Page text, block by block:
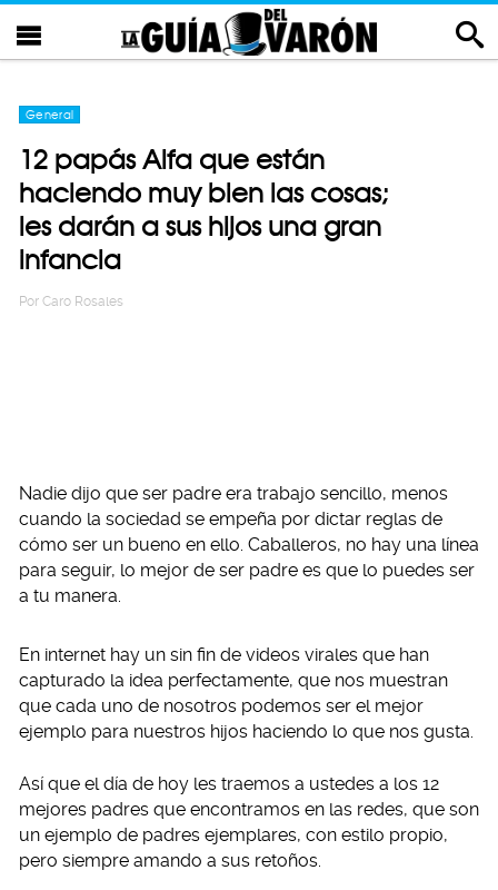
General
12 papás Alfa que están
haciendo muy bien las cosas;
les darán a sus hijos una gran
infancia
Por Caro Rosales
Nadie dijo que ser padre era trabajo sencillo, menos
cuando la sociedad se empeña por dictar reglas de
cómo ser un bueno en ello. Caballeros, no hay una línea
para seguir, lo mejor de ser padre es que lo puedes ser
a tu manera.
En internet hay un sin fin de videos virales que han
capturado la idea perfectamente, que nos muestran
que cada uno de nosotros podemos ser el mejor
ejemplo para nuestros hijos haciendo lo que nos gusta.
Así que el día de hoy les traemos a ustedes a los 12
mejores padres que encontramos en las redes, que son
un ejemplo de padres ejemplares, con estilo propio,
pero siempre amando a sus retoños.